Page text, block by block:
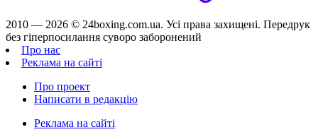
2010 — 2026 © 24boxing.com.ua. Усi права захищенi. Передрук
без гіперпосилання суворо заборонений
Про нас
Реклама на сайті
Про проект
Написати в редакцію
Реклама на сайті